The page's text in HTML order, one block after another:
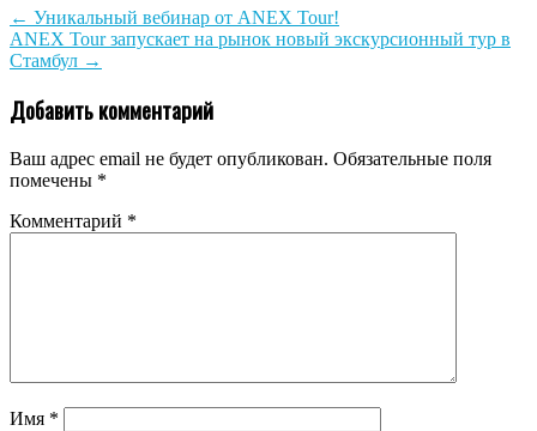
← Уникальный вебинар от ANEX Tour!
ANEX Tour запускает на рынок новый экскурсионный тур в
Стамбул →
Добавить комментарий
Ваш адрес email не будет опубликован. Обязательные поля
помечены *
Комментарий *
Имя *